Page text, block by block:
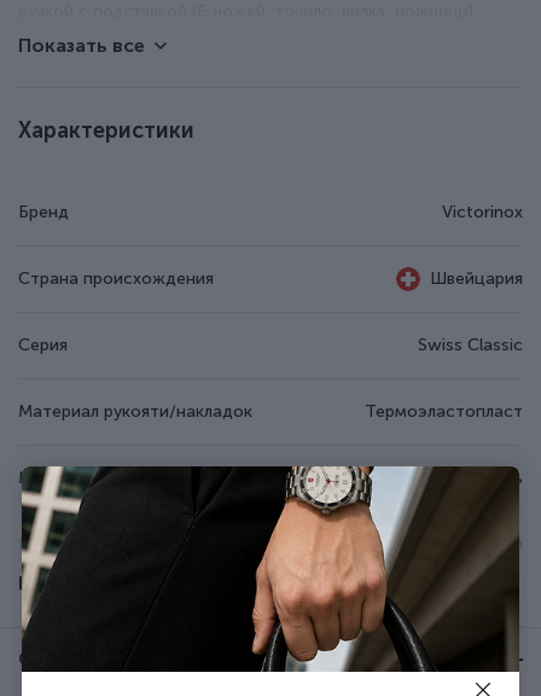
Показать все
Характеристики
Бренд Victorinox
Страна происхождения Швейцария
Серия Swiss Classic
Материал рукояти/накладок Термоэластопласт
Материал лезвия Нержавеющая сталь
Цвет Коричневый
Группа SwissClassic Set
Тип выпуска товара Серийный
Показать все
Отзывы: